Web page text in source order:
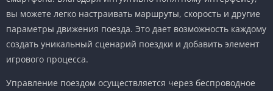
вы можете легко настраивать маршруты, скорость и другие
параметры движения поезда. Это дает возможность каждому
создать уникальный сценарий поездки и добавить элемент
игрового процесса.
Управление поездом осуществляется через беспроводное